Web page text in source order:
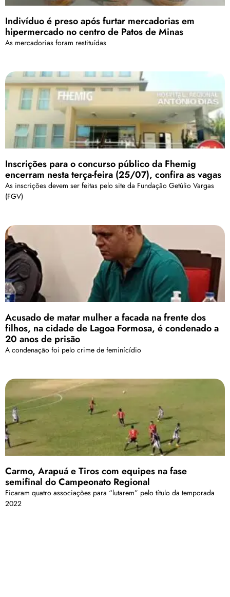
Indivíduo é preso após furtar mercadorias em
hipermercado no centro de Patos de Minas
As mercadorias foram restituídas
Inscrições para o concurso público da Fhemig
encerram nesta terça-feira (25/07), confira as vagas
As inscrições devem ser feitas pelo site da Fundação Getúlio Vargas
(FGV)
Acusado de matar mulher a facada na frente dos
filhos, na cidade de Lagoa Formosa, é condenado a
20 anos de prisão
A condenação foi pelo crime de feminícídio
Carmo, Arapuá e Tiros com equipes na fase
semifinal do Campeonato Regional
Ficaram quatro associações para “lutarem” pelo título da temporada
2022